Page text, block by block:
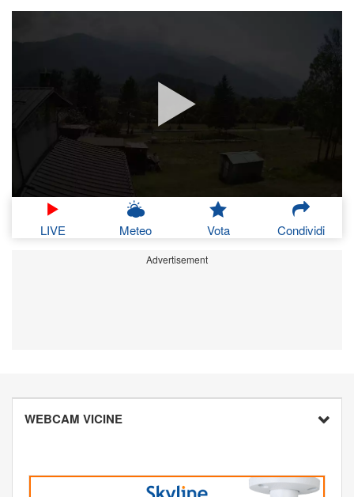
LIVE Meteo Vota Condividi
Advertisement
WEBCAM VICINE